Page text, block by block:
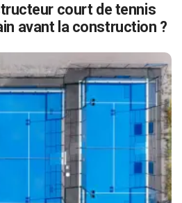
court de tennis
avant la construction ?